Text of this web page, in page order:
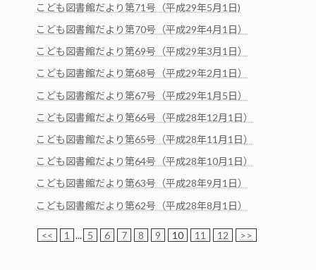
こども図書館だより第71号（平成29年5月1日)
こども図書館だより第70号（平成29年4月1日）
こども図書館だより第69号（平成29年3月1日）
こども図書館だより第68号（平成29年2月1日）
こども図書館だより第67号（平成29年1月5日）
こども図書館だより第66号（平成28年12月1日）
こども図書館だより第65号（平成28年11月1日）
こども図書館だより第64号（平成28年10月1日）
こども図書館だより第63号（平成28年9月1日）
こども図書館だより第62号（平成28年8月1日）
<< 1 ... 5 6 7 8 9 10 11 12 >>